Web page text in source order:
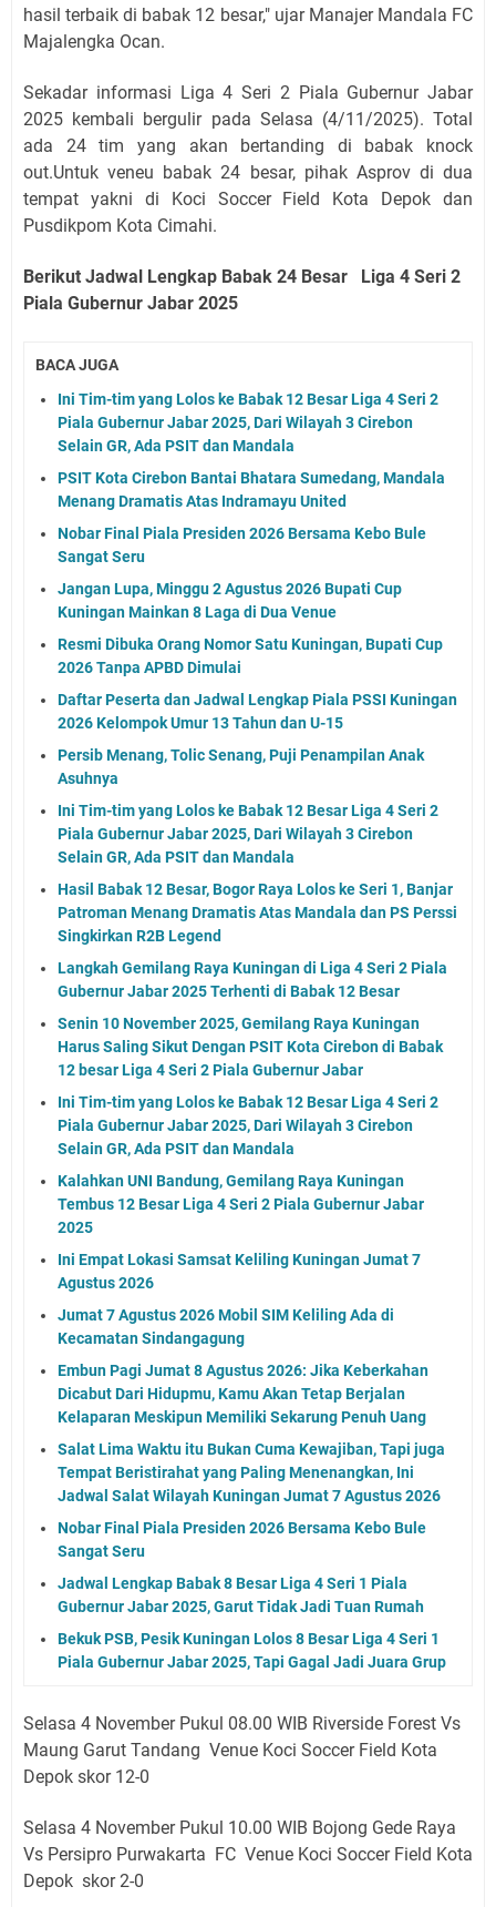
hasil terbaik di babak 12 besar," ujar Manajer Mandala FC
Majalengka Ocan.
Sekadar informasi Liga 4 Seri 2 Piala Gubernur Jabar
2025 kembali bergulir pada Selasa (4/11/2025). Total
ada 24 tim yang akan bertanding di babak knock
out.Untuk veneu babak 24 besar, pihak Asprov di dua
tempat yakni di Koci Soccer Field Kota Depok dan
Pusdikpom Kota Cimahi.
Berikut Jadwal Lengkap Babak 24 Besar Liga 4 Seri 2
Piala Gubernur Jabar 2025
BACA JUGA
Ini Tim-tim yang Lolos ke Babak 12 Besar Liga 4 Seri 2
Piala Gubernur Jabar 2025, Dari Wilayah 3 Cirebon
Selain GR, Ada PSIT dan Mandala
PSIT Kota Cirebon Bantai Bhatara Sumedang, Mandala
Menang Dramatis Atas Indramayu United
Nobar Final Piala Presiden 2026 Bersama Kebo Bule
Sangat Seru
Jangan Lupa, Minggu 2 Agustus 2026 Bupati Cup
Kuningan Mainkan 8 Laga di Dua Venue
Resmi Dibuka Orang Nomor Satu Kuningan, Bupati Cup
2026 Tanpa APBD Dimulai
Daftar Peserta dan Jadwal Lengkap Piala PSSI Kuningan
2026 Kelompok Umur 13 Tahun dan U-15
Persib Menang, Tolic Senang, Puji Penampilan Anak
Asuhnya
Ini Tim-tim yang Lolos ke Babak 12 Besar Liga 4 Seri 2
Piala Gubernur Jabar 2025, Dari Wilayah 3 Cirebon
Selain GR, Ada PSIT dan Mandala
Hasil Babak 12 Besar, Bogor Raya Lolos ke Seri 1, Banjar
Patroman Menang Dramatis Atas Mandala dan PS Perssi
Singkirkan R2B Legend
Langkah Gemilang Raya Kuningan di Liga 4 Seri 2 Piala
Gubernur Jabar 2025 Terhenti di Babak 12 Besar
Senin 10 November 2025, Gemilang Raya Kuningan
Harus Saling Sikut Dengan PSIT Kota Cirebon di Babak
12 besar Liga 4 Seri 2 Piala Gubernur Jabar
Ini Tim-tim yang Lolos ke Babak 12 Besar Liga 4 Seri 2
Piala Gubernur Jabar 2025, Dari Wilayah 3 Cirebon
Selain GR, Ada PSIT dan Mandala
Kalahkan UNI Bandung, Gemilang Raya Kuningan
Tembus 12 Besar Liga 4 Seri 2 Piala Gubernur Jabar
2025
Ini Empat Lokasi Samsat Keliling Kuningan Jumat 7
Agustus 2026
Jumat 7 Agustus 2026 Mobil SIM Keliling Ada di
Kecamatan Sindangagung
Embun Pagi Jumat 8 Agustus 2026: Jika Keberkahan
Dicabut Dari Hidupmu, Kamu Akan Tetap Berjalan
Kelaparan Meskipun Memiliki Sekarung Penuh Uang
Salat Lima Waktu itu Bukan Cuma Kewajiban, Tapi juga
Tempat Beristirahat yang Paling Menenangkan, Ini
Jadwal Salat Wilayah Kuningan Jumat 7 Agustus 2026
Nobar Final Piala Presiden 2026 Bersama Kebo Bule
Sangat Seru
Jadwal Lengkap Babak 8 Besar Liga 4 Seri 1 Piala
Gubernur Jabar 2025, Garut Tidak Jadi Tuan Rumah
Bekuk PSB, Pesik Kuningan Lolos 8 Besar Liga 4 Seri 1
Piala Gubernur Jabar 2025, Tapi Gagal Jadi Juara Grup
Selasa 4 November Pukul 08.00 WIB Riverside Forest Vs
Maung Garut Tandang Venue Koci Soccer Field Kota
Depok skor 12-0
Selasa 4 November Pukul 10.00 WIB Bojong Gede Raya
Vs Persipro Purwakarta FC Venue Koci Soccer Field Kota
Depok skor 2-0